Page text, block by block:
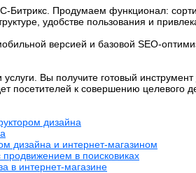
Продумаем функционал:
удобстве пользования и
версией и базовой SEO-
Вы получите готовый
посетителей к совершению целевого
дизайна
дизайна и интернет-магазином
продвижением в поисковиках
в интернет-магазине